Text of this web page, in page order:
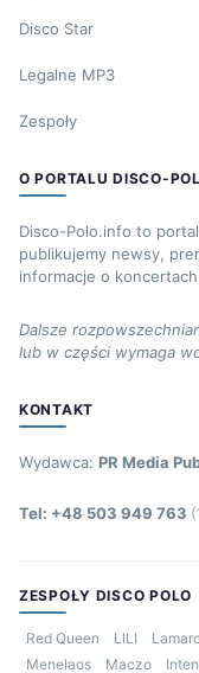
Disco Star
Legalne MP3
Zespoły
O PORTALU DISCO-
Disco-Polo.info to
publikujemy newsy,
informacje o
Dalsze
lub w części wymaga
KONTAKT
Wydawca: PR Media
Tel: +48 503 949 763
ZESPOŁY DISCO POLO
Red Queen LILI
Menelaos
Maczo